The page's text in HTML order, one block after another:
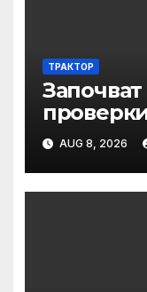
ТРАКТОР
AUG 8, 2026